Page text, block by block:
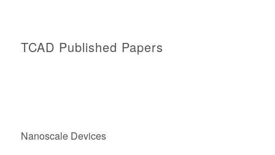
TCAD Published Papers
Nanoscale Devices